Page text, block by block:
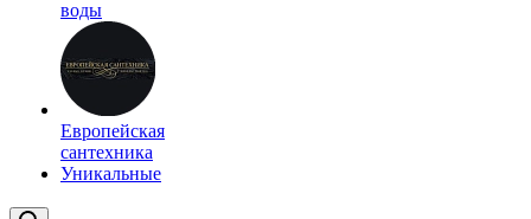
воды
Европейская
сантехника
Уникальные